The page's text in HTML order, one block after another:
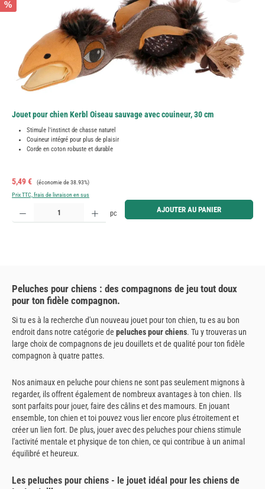
%
Jouet pour chien Kerbl Oiseau sauvage avec couineur, 30 cm
Stimule l'instinct de chasse naturel
Couineur intégré pour plus de plaisir
Corde en coton robuste et durable
Prix de vente :
5,49 € Prix régulier :
(économie de 38.93%)
Prix TTC, frais de livraison en sus
Quantité de produit : Entrez la quantité souhaitée ou utilisez les boutons pour augmenter ou
pc AJOUTER AU PANIER
Peluches pour chiens : des compagnons de jeu tout doux
pour ton fidèle compagnon.
Si tu es à la recherche d'un nouveau jouet pour ton chien, tu es au bon
endroit dans notre catégorie de peluches pour chiens. Tu y trouveras un
large choix de compagnons de jeu douillets et de qualité pour ton fidèle
compagnon à quatre pattes.
Nos animaux en peluche pour chiens ne sont pas seulement mignons à
regarder, ils offrent également de nombreux avantages à ton chien. Ils
sont parfaits pour jouer, faire des câlins et des mamours. En jouant
ensemble, ton chien et toi pouvez vous lier encore plus étroitement et
créer un lien fort. De plus, jouer avec des peluches pour chiens stimule
l'activité mentale et physique de ton chien, ce qui contribue à un animal
équilibré et heureux.
Les peluches pour chiens - le jouet idéal pour les chiens de